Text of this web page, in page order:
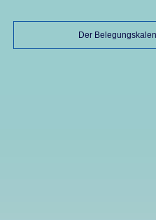
Der